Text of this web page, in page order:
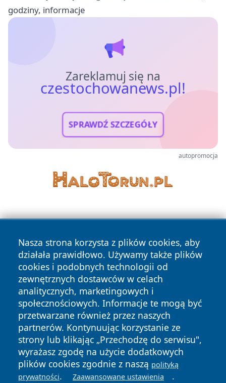
godziny, informacje
Zareklamuj się na
czestochowanews.pl!
SPRAWDŹ SZCZEGÓŁY
autopromocja
Nasza strona korzysta z plików cookies, aby
działała prawidłowo. Używamy także plików
cookies i podobnych technologii od
zewnętrznych dostawców w celach
analitycznych, marketingowych i
społecznościowych. Informacje te mogą być
przetwarzane również przez naszych
partnerów. Kontynuując korzystanie ze
strony lub klikając „Przechodzę do serwisu",
wyrażasz zgodę na użycie dodatkowych
plików cookies zgodnie z naszą polityką
prywatności. Zaawansowane ustawienia .
Copyright © 2026 czestochowanews.pl Wszystkie prawa
zastrzeżone.
News Autorzy
Polityka
Prywatności
Polityka
Cookies
cześć